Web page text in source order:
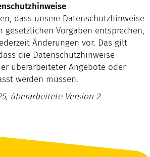
dass unsere Datenschutzhinweise
Vorgaben entsprechen,
Änderungen vor. Das gilt
die Datenschutzhinweise
überarbeiteter Angebote oder
werden müssen.
überarbeitete Version 2